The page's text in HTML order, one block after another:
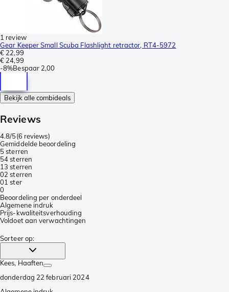
1 review
Gear Keeper Small Scuba Flashlight retractor, RT4-5972
€ 22,99
€ 24,99
-8%Bespaar 2,00
Bekijk alle combideals
Reviews
4.8/5(6 reviews)
Gemiddelde beoordeling
5 sterren
54 sterren
13 sterren
02 sterren
01 ster
0
Beoordeling per onderdeel
Algemene indruk
Prijs-kwaliteitsverhouding
Voldoet aan verwachtingen
Sorteer op:
Kees, Haaften
donderdag 22 februari 2024